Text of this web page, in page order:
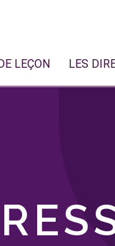
LEÇON LES